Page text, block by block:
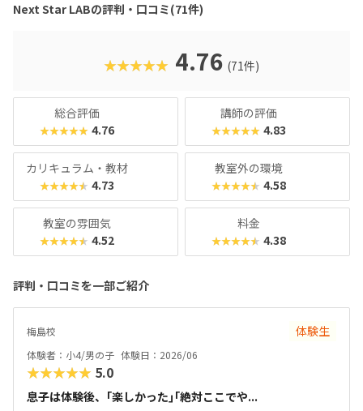
Next Star LABの評判・口コミ(71件)
★★★★★ 4.76 (71件)
総合評価
★★★★★ 4.76
講師の評価
★★★★★ 4.83
カリキュラム・教材
★★★★★ 4.73
教室外の環境
★★★★★ 4.58
教室の雰囲気
★★★★★ 4.52
料金
★★★★★ 4.38
評判・口コミを一部ご紹介
梅島校 体験生
体験者：小4/男の子 体験日：2026/06
★★★★★ 5.0
息子は体験後、｢楽しかった｣｢絶対ここでや...